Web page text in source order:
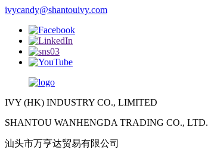
ivycandy@shantouivy.com
IVY (HK) INDUSTRY CO., LIMITED
SHANTOU WANHENGDA TRADING CO., LTD.
汕头市万亨达贸易有限公司